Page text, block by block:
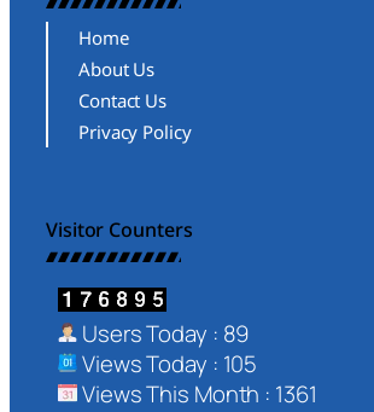
Home
About Us
Contact Us
Privacy Policy
Visitor Counters
Users Today : 89
Views Today : 105
Views This Month : 1361